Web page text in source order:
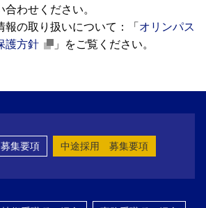
わせください。
報の取り扱いについて：「オリンパス
護方針
」をご覧ください。
集要項 中途採用 募集要項